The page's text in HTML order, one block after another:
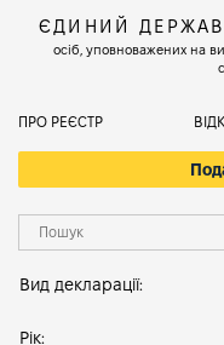
ЄДИНИЙ
осіб, уповноважених на
ПРО РЕЄСТР
Вид декларації:
Рік: